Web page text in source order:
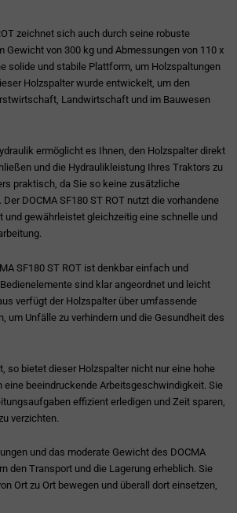
zeichnet sich auch durch seine robuste
Gewicht von 300 kg und Abmessungen von 110 x
solide und stabile Plattform, um Holzspaltungen
Holzspalter wurde entwickelt, um den
Landwirtschaft und im Bauwesen
ermöglicht es Ihnen, den Holzspalter direkt
und die Hydraulikleistung Ihres Traktors zu
praktisch, da Sie so keine zusätzliche
DOCMA SF180 ST ROT nutzt die vorhandene
und gewährleistet gleichzeitig eine schnelle und
SF180 ST ROT ist denkbar einfach und
sind klar angeordnet und leicht
verfügt der Holzspalter über umfassende
um Unfälle zu verhindern und die Gesundheit des
so bietet dieser Holzspalter nicht nur eine hohe
eine beeindruckende Arbeitsgeschwindigkeit. Sie
effizient erledigen und Zeit sparen,
verzichten.
und das moderate Gewicht des DOCMA
den Transport und die Lagerung erheblich. Sie
Ort zu Ort bewegen und überall dort einsetzen,